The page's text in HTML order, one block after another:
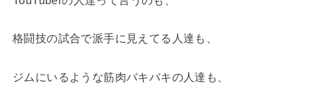
格闘技の試合で派手に見えてる人達も、
ジムにいるような筋肉バキバキの人達も、